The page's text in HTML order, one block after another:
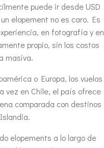
puede ir desde USD
elopement no es caro. Es
en fotografía y en
propio, sin los costos
masiva.
o Europa, los vuelos
vez en Chile, el país ofrece
comparada con destinos
elopements a lo largo de